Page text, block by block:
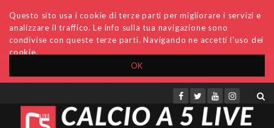
OK
Questo sito usa i cookie di terze parti per migliorare i servizi e
analizzare il traffico. Le info sulla tua navigazione sono
condivise con queste terze parti. Navigando ne accetti l'uso dei
cookie.
Accedi Archivio Invio comunicati Redazione